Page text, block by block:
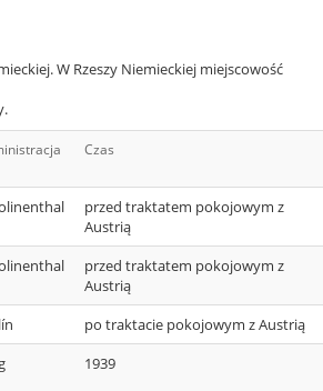
W Rzeszy Niemieckiej miejscowość
Czas
przed traktatem pokojowym z
Austrią
przed traktatem pokojowym z
Austrią
po traktacie pokojowym z Austrią
1939